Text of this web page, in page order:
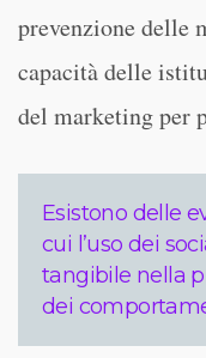
prevenzione delle
capacità delle
del marketing per
Esistono delle
cui l’uso dei
tangibile nella
dei